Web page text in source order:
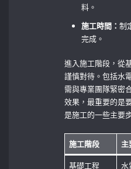
料。
施工時間：制
完成。
進入施工階段，從
謹慎對待。包括水
需與專業團隊緊密
效果，最重要的是
是施工的一些主要
施工階段 主
基礎工程
水